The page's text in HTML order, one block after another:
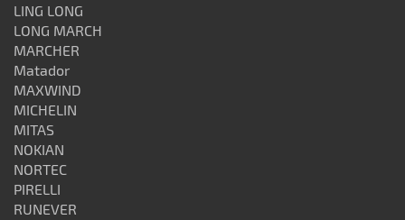
LING LONG
LONG MARCH
MARCHER
Matador
MAXWIND
MICHELIN
MITAS
NOKIAN
NORTEC
PIRELLI
RUNEVER